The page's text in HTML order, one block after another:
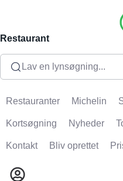
Restaurant
Lav en lynsøgning...
Restauranter Michelin
Kortsøgning Nyheder
Kontakt Bliv oprettet